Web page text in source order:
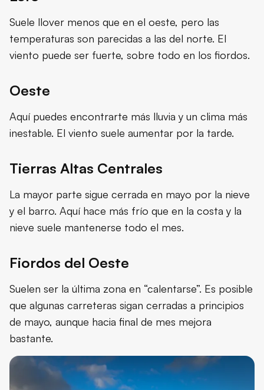
Suele llover menos que en el oeste, pero las
temperaturas son parecidas a las del norte. El
viento puede ser fuerte, sobre todo en los fiordos.
Oeste
Aquí puedes encontrarte más lluvia y un clima más
inestable. El viento suele aumentar por la tarde.
Tierras Altas Centrales
La mayor parte sigue cerrada en mayo por la nieve
y el barro. Aquí hace más frío que en la costa y la
nieve suele mantenerse todo el mes.
Fiordos del Oeste
Suelen ser la última zona en “calentarse”. Es posible
que algunas carreteras sigan cerradas a principios
de mayo, aunque hacia final de mes mejora
bastante.